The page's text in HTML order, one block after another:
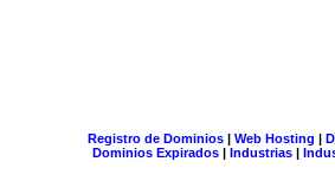
Registro de Dominios| Web Hosting |
Dominios Expirados | Industrias |